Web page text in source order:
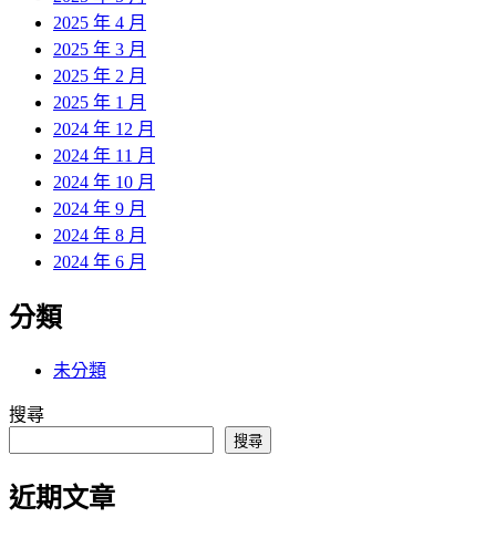
2025 年 4 月
2025 年 3 月
2025 年 2 月
2025 年 1 月
2024 年 12 月
2024 年 11 月
2024 年 10 月
2024 年 9 月
2024 年 8 月
2024 年 6 月
分類
未分類
搜尋
搜尋
近期文章